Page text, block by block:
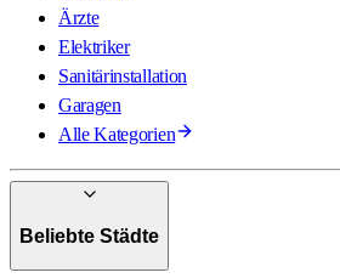
Ärzte
Elektriker
Sanitärinstallation
Garagen
Alle Kategorien
Beliebte Städte